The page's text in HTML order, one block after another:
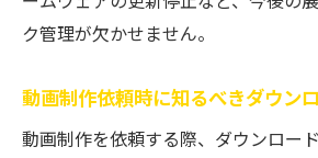
ク管理が欠かせません。
動画制作依頼時に知るべきダウン
動画制作を依頼する際、ダウンロー